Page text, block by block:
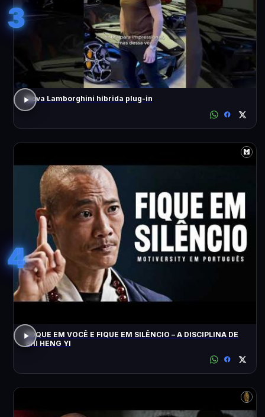
3
Nova Lamborghini híbrida plug-in
4
FOQUE EM VOCÊ E FIQUE EM SILÊNCIO – A DISCIPLINA DE
SHI HENG YI